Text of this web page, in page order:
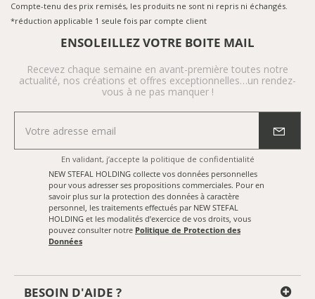
BESOIN D'AIDE ?
ENSOLEILLEZ VOTRE BOITE MAIL
Recevez chaque semaine en avant-première toutes notre
actualité, nos créations et offres exceptionnelles…un rendez-
vous à ne pas manquer !
En validant, j’accepte la politique de confidentialité
NEW STEFAL HOLDING collecte vos données personnelles
pour vous adresser ses propositions commerciales. Pour en
savoir plus sur la protection des données à caractère
personnel, les traitements effectués par NEW STEFAL
HOLDING et les modalités d’exercice de vos droits, vous
pouvez consulter notre Politique de Protection des
Données
Compte-tenu des prix remisés, les produits ne sont ni repris ni échangés.
*réduction applicable 1 seule fois par compte client